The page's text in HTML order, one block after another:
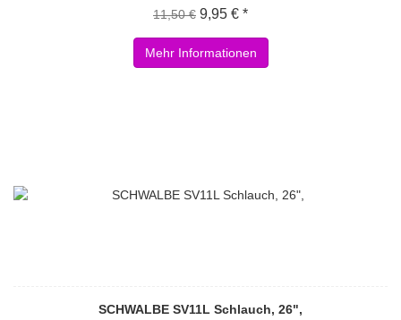
11,50 € 9,95 € *
Mehr Informationen
SCHWALBE SV11L Schlauch, 26",